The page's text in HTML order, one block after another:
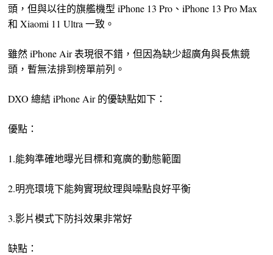
頭，但與以往的旗艦機型 iPhone 13 Pro、iPhone 13 Pro Max
和 Xiaomi 11 Ultra 一致。
雖然 iPhone Air 表現很不錯，但因為缺少超廣角與長焦鏡
頭，暫無法排到榜單前列。
DXO 總結 iPhone Air 的優缺點如下：
優點：
1.能夠準確地曝光目標和寬廣的動態範圍
2.明亮環境下能夠實現紋理與噪點良好平衡
3.影片模式下防抖效果非常好
缺點：